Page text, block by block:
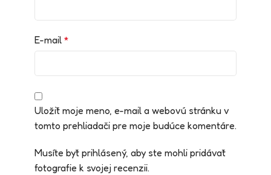
E-mail *
Uložiť moje meno, e-mail a webovú stránku v
tomto prehliadači pre moje budúce komentáre.
Musíte byť prihlásený, aby ste mohli pridávať
fotografie k svojej recenzii.